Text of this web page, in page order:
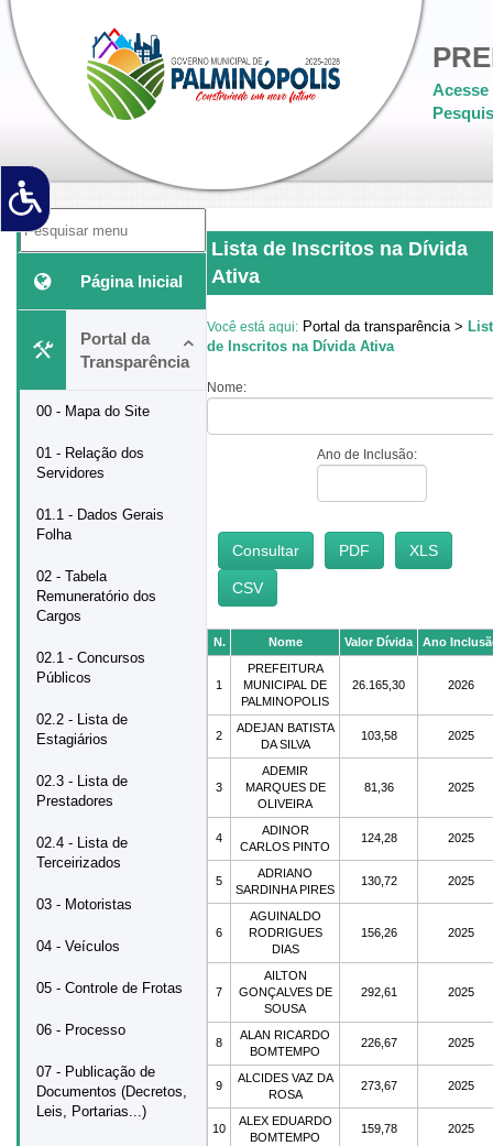
Acesse
Página Inicial
Portal da
Transparência
00 - Mapa do Site
01 - Relação dos
Servidores
01.1 - Dados Gerais
Folha
02 - Tabela
Remuneratório dos
Cargos
02.1 - Concursos
Públicos
02.2 - Lista de
Estagiários
02.3 - Lista de
Prestadores
02.4 - Lista de
Terceirizados
03 - Motoristas
04 - Veículos
05 - Controle de Frotas
06 - Processo
07 - Publicação de
Documentos (Decretos,
Leis, Portarias...)
Lista de Inscritos na Dívida
Ativa
Você está aqui: Portal da transparência >
de Inscritos na Dívida Ativa
Nome:
Ano de Inclusão:
N. Nome Valor Dívida Ano
1
PREFEITURA
MUNICIPAL DE
PALMINOPOLIS
26.165,30 2026
2
ADEJAN BATISTA
DA SILVA
103,58 2025
3
ADEMIR
MARQUES DE
OLIVEIRA
81,36 2025
4
ADINOR
CARLOS PINTO
124,28 2025
5
ADRIANO
SARDINHA PIRES
130,72 2025
6
AGUINALDO
RODRIGUES
DIAS
156,26 2025
7
AILTON
GONÇALVES DE
SOUSA
292,61 2025
8
ALAN RICARDO
BOMTEMPO
226,67 2025
9
ALCIDES VAZ DA
ROSA
273,67 2025
10
ALEX EDUARDO
BOMTEMPO
159,78 2025